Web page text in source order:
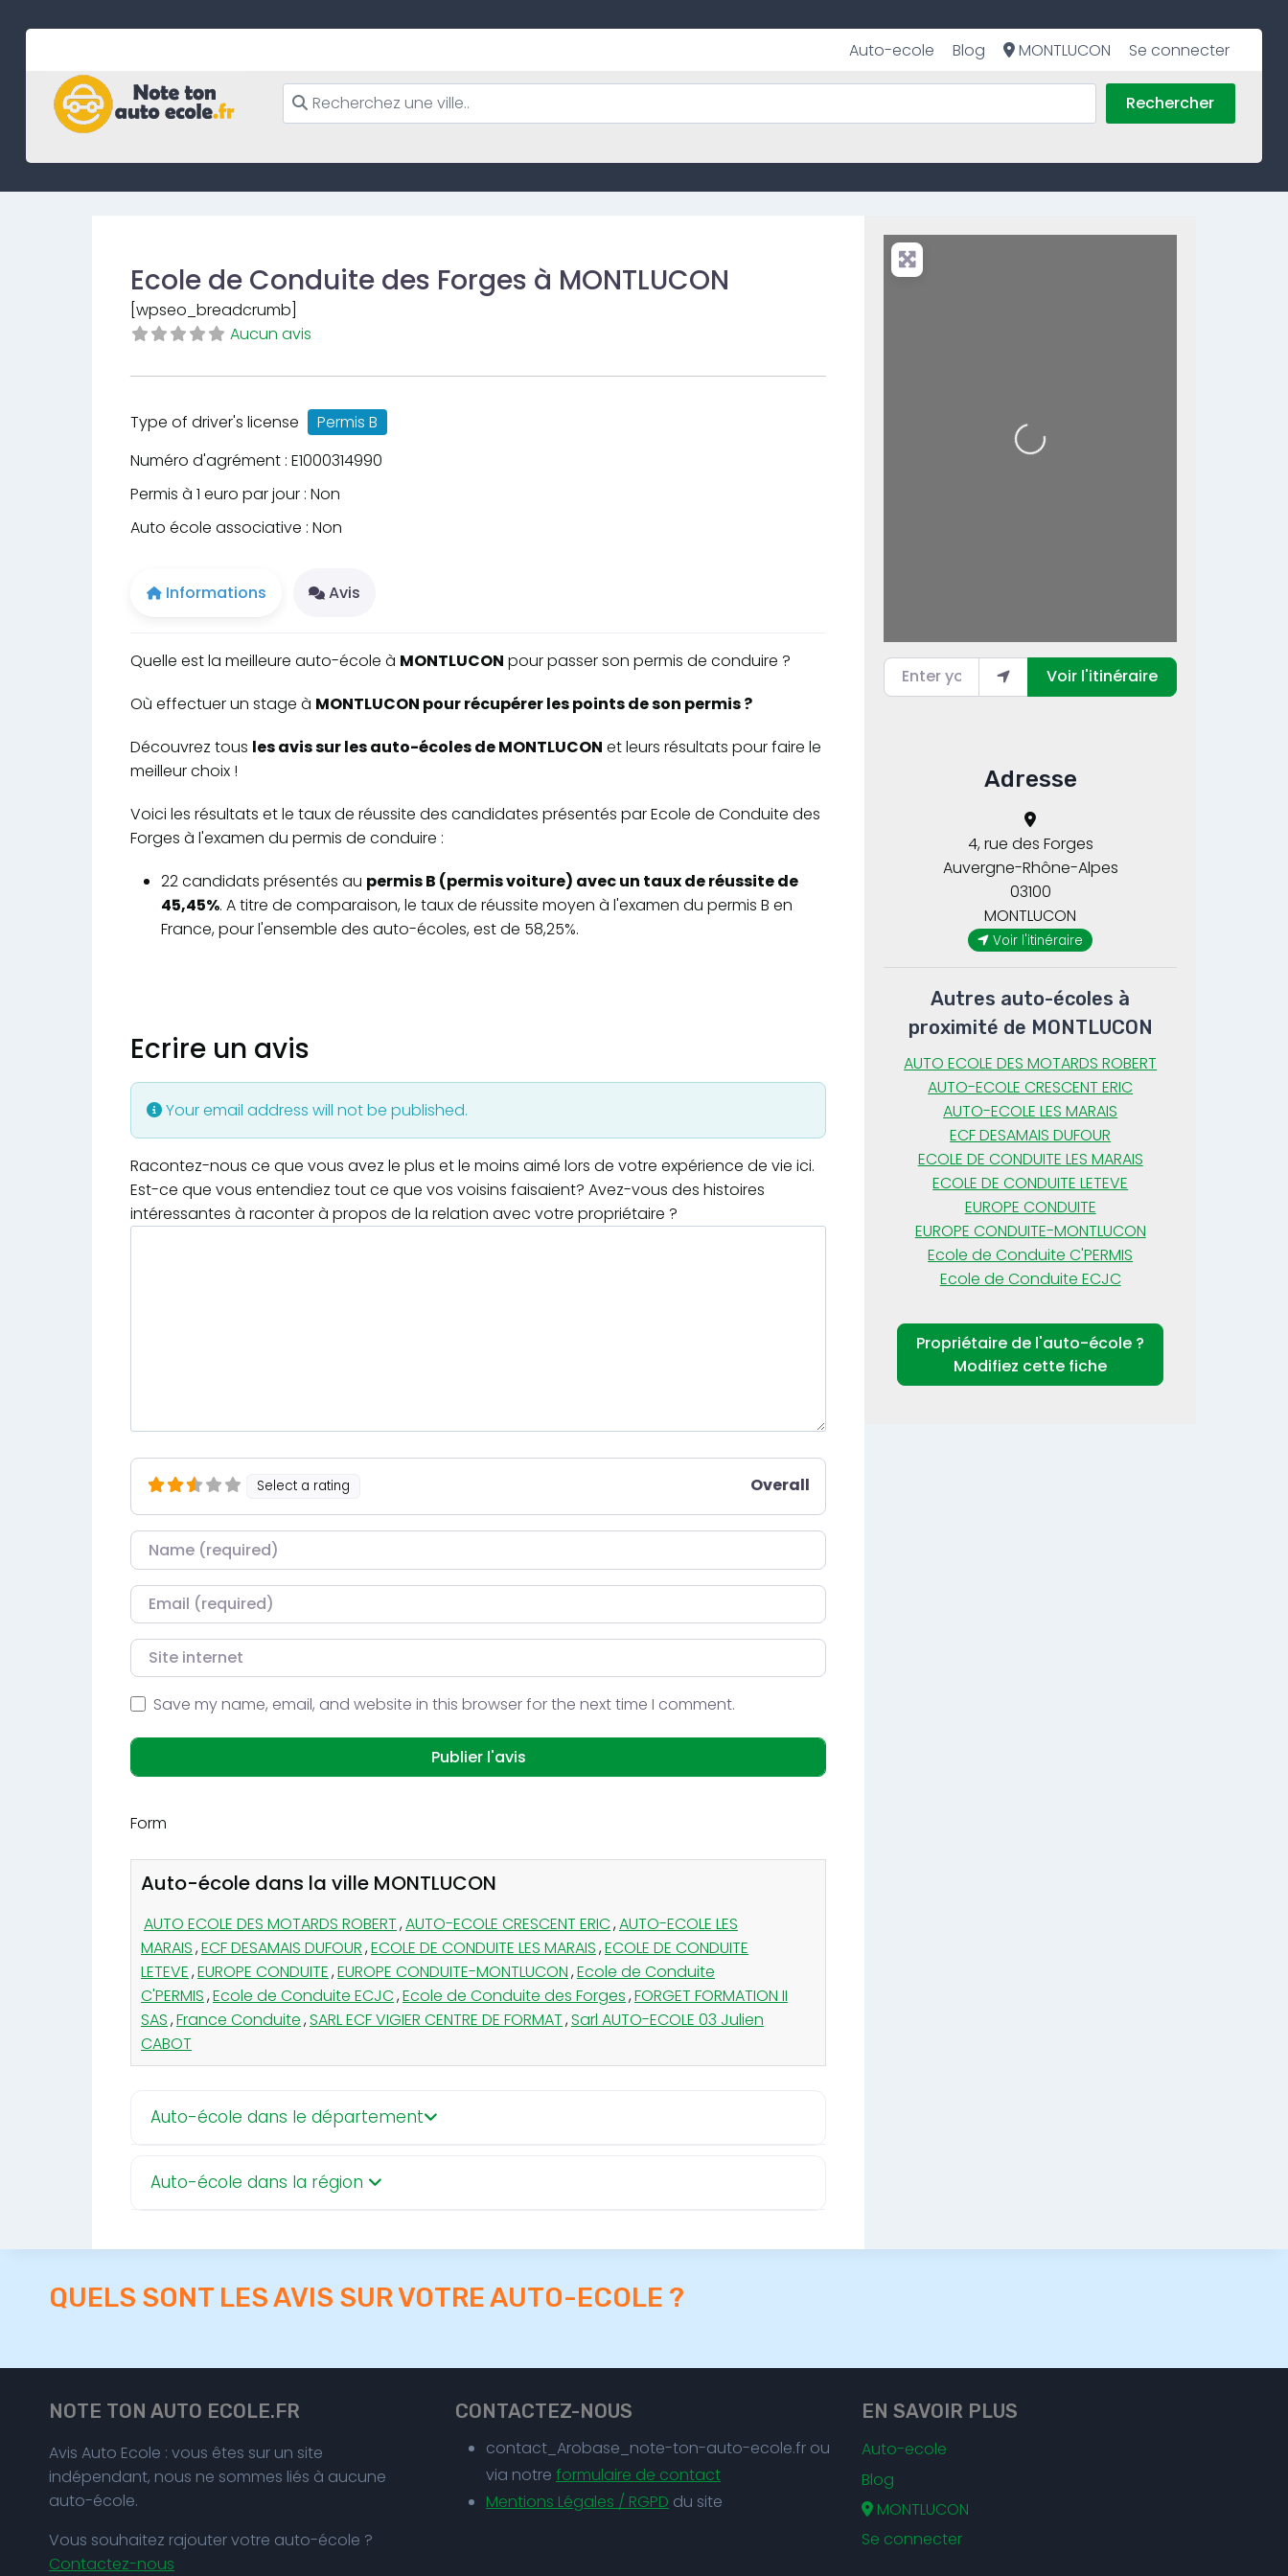
Auto-ecole Blog MONTLUCON Se connecter
Rechercher
Ecole de Conduite des Forges à MONTLUCON
[wpseo_breadcrumb]
Aucun avis
Type of driver's license
Permis B
Numéro d'agrément : E1000314990
Permis à 1 euro par jour : Non
Auto école associative : Non
Informations Avis
Quelle est la meilleure auto-école à MONTLUCON pour passer son permis de conduire ?
Où effectuer un stage à MONTLUCON pour récupérer les points de son permis ?
Découvrez tous les avis sur les auto-écoles de MONTLUCON et leurs résultats pour faire le
meilleur choix !
Voici les résultats et le taux de réussite des candidates présentés par Ecole de Conduite des
Forges à l'examen du permis de conduire :
22 candidats présentés au permis B (permis voiture) avec un taux de réussite de
45,45%. A titre de comparaison, le taux de réussite moyen à l'examen du permis B en
France, pour l'ensemble des auto-écoles, est de 58,25%.
Ecrire un avis
Your email address will not be published.
Racontez-nous ce que vous avez le plus et le moins aimé lors de votre expérience de vie ici.
Est-ce que vous entendiez tout ce que vos voisins faisaient? Avez-vous des histoires
intéressantes à raconter à propos de la relation avec votre propriétaire ?
Select a rating Overall
Nom
Courriel
Site internet
Save my name, email, and website in this browser for the next time I comment.
Form
Auto-école dans la ville MONTLUCON
AUTO ECOLE DES MOTARDS ROBERT,AUTO-ECOLE CRESCENT ERIC,AUTO-ECOLE LES
MARAIS,ECF DESAMAIS DUFOUR,ECOLE DE CONDUITE LES MARAIS,ECOLE DE CONDUITE
LETEVE,EUROPE CONDUITE,EUROPE CONDUITE-MONTLUCON,Ecole de Conduite
C'PERMIS,Ecole de Conduite ECJC,Ecole de Conduite des Forges,FORGET FORMATION II
SAS,France Conduite,SARL ECF VIGIER CENTRE DE FORMAT,Sarl AUTO-ECOLE 03 Julien
CABOT
Auto-école dans le département
Auto-école dans la région
Loading...
Enter your location
Voir l'itinéraire
Adresse
4, rue des Forges
MONTLUCON
Auvergne-Rhône-Alpes
03100
Voir l'itinéraire
Autres auto-écoles à
proximité de MONTLUCON
AUTO ECOLE DES MOTARDS ROBERT
AUTO-ECOLE CRESCENT ERIC
AUTO-ECOLE LES MARAIS
ECF DESAMAIS DUFOUR
ECOLE DE CONDUITE LES MARAIS
ECOLE DE CONDUITE LETEVE
EUROPE CONDUITE
EUROPE CONDUITE-MONTLUCON
Ecole de Conduite C'PERMIS
Ecole de Conduite ECJC
Propriétaire de l'auto-école ?
Modifiez cette fiche
QUELS SONT LES AVIS SUR VOTRE AUTO-ECOLE ?
NOTE TON AUTO ECOLE.FR
Avis Auto Ecole : vous êtes sur un site
indépendant, nous ne sommes liés à aucune
auto-école.
Vous souhaitez rajouter votre auto-école ?
Contactez-nous
CONTACTEZ-NOUS
contact_Arobase_note-ton-auto-ecole.fr ou
via notre formulaire de contact
Mentions Légales / RGPD du site
EN SAVOIR PLUS
Auto-ecole
Blog
MONTLUCON
Se connecter